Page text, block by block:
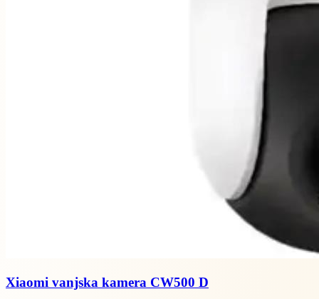
Xiaomi vanjska kamera CW500 D